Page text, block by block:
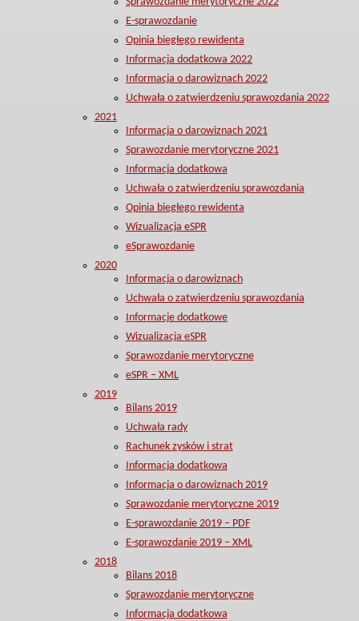
E-sprawozdanie
Opinia biegłego rewidenta
Informacja dodatkowa 2022
Informacja o darowiznach 2022
Uchwała o zatwierdzeniu sprawozdania 2022
2021
Informacja o darowiznach 2021
Sprawozdanie merytoryczne 2021
Informacja dodatkowa
Uchwała o zatwierdzeniu sprawozdania
Opinia biegłego rewidenta
Wizualizacja eSPR
eSprawozdanie
2020
Informacja o darowiznach
Uchwała o zatwierdzeniu sprawozdania
Informacje dodatkowe
Wizualizacja eSPR
Sprawozdanie merytoryczne
eSPR – XML
2019
Bilans 2019
Uchwała rady
Rachunek zysków i strat
Informacja dodatkowa
Informacja o darowiznach 2019
Sprawozdanie merytoryczne 2019
E-sprawozdanie 2019 – PDF
E-sprawozdanie 2019 – XML
2018
Bilans 2018
Sprawozdanie merytoryczne
Informacja dodatkowa